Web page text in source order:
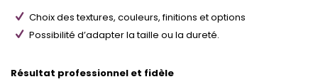
Choix des textures, couleurs, finitions et options
Possibilité d’adapter la taille ou la dureté.
Résultat professionnel et fidèle